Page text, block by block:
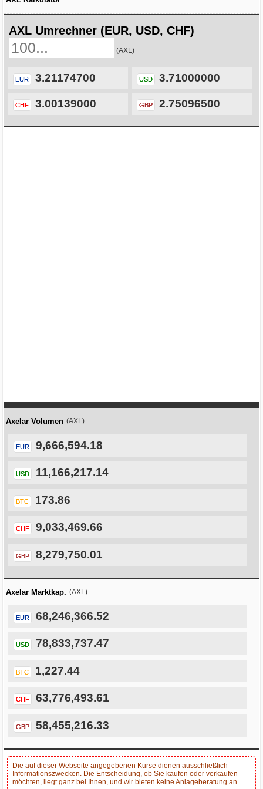
AXL Umrechner (EUR, USD, CHF)
(AXL)
EUR 3.21174700 USD 3.71000000
CHF 3.00139000 GBP 2.75096500
Axelar Volumen (AXL)
EUR 9,666,594.18
USD 11,166,217.14
BTC 173.86
CHF 9,033,469.66
GBP 8,279,750.01
Axelar Marktkap. (AXL)
EUR 68,246,366.52
USD 78,833,737.47
BTC 1,227.44
CHF 63,776,493.61
GBP 58,455,216.33
Die auf dieser Webseite angegebenen Kurse dienen ausschließlich
Informationszwecken. Die Entscheidung, ob Sie kaufen oder verkaufen
möchten, liegt ganz bei Ihnen, und wir bieten keine Anlageberatung an.